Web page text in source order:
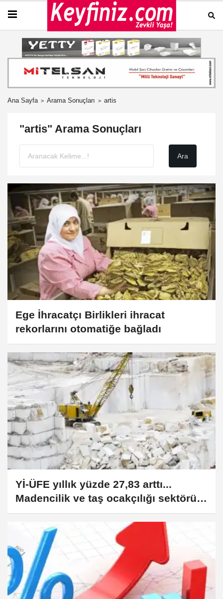
Ana Sayfa Arama Sonuçları artis
"artis" Arama Sonuçları
Ege İhracatçı Birlikleri ihracat
rekorlarını otomatiğe bağladı
Yİ-ÜFE yıllık yüzde 27,83 arttı...
Madencilik ve taş ocakçılığı sektörü
zirvede